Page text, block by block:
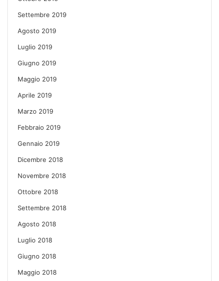
Settembre 2019
Agosto 2019
Luglio 2019
Giugno 2019
Maggio 2019
Aprile 2019
Marzo 2019
Febbraio 2019
Gennaio 2019
Dicembre 2018
Novembre 2018
Ottobre 2018
Settembre 2018
Agosto 2018
Luglio 2018
Giugno 2018
Maggio 2018